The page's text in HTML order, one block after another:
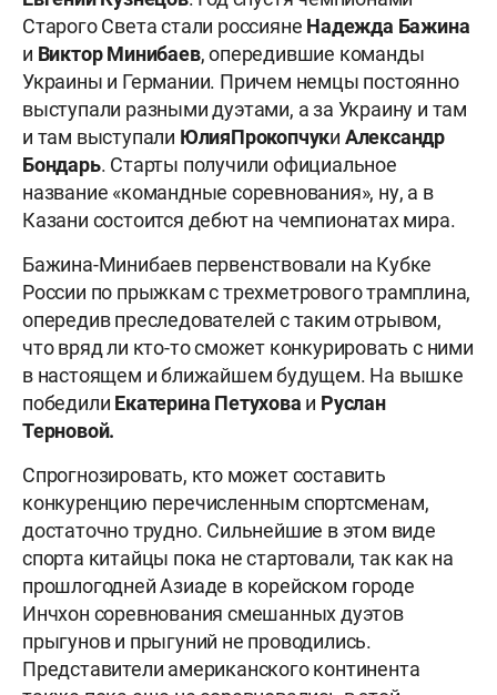
Старого Света стали россияне Надежда Бажина
и Виктор Минибаев, опередившие команды
Украины и Германии. Причем немцы постоянно
выступали разными дуэтами, а за Украину и там
и там выступали ЮлияПрокопчуки Александр
Бондарь. Старты получили официальное
название «командные соревнования», ну, а в
Казани состоится дебют на чемпионатах мира.
Бажина-Минибаев первенствовали на Кубке
России по прыжкам с трехметрового трамплина,
опередив преследователей с таким отрывом,
что вряд ли кто-то сможет конкурировать с ними
в настоящем и ближайшем будущем. На вышке
победили Екатерина Петухова и Руслан
Терновой.
Спрогнозировать, кто может составить
конкуренцию перечисленным спортсменам,
достаточно трудно. Сильнейшие в этом виде
спорта китайцы пока не стартовали, так как на
прошлогодней Азиаде в корейском городе
Инчхон соревнования смешанных дуэтов
прыгунов и прыгуний не проводились.
Представители американского континента